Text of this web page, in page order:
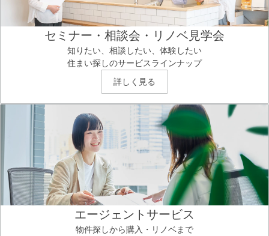
セミナー・相談会・リノベ見学会
知りたい、相談したい、体験したい
住まい探しのサービスラインナップ
詳しく見る
エージェントサービス
物件探しから購入・リノベまで